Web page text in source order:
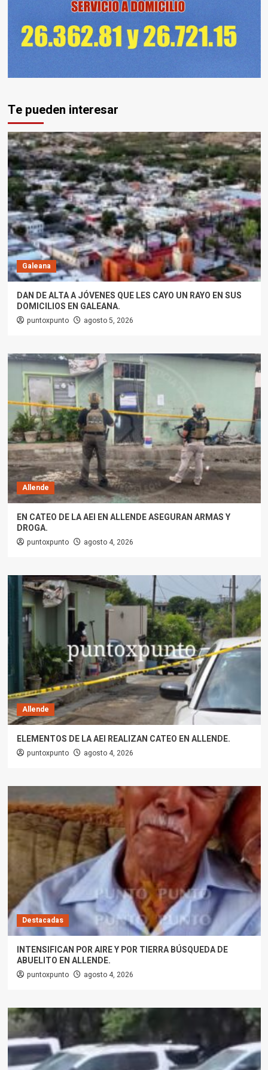
Te pueden interesar
Galeana
DAN DE ALTA A JÓVENES QUE LES CAYO UN RAYO EN SUS
DOMICILIOS EN GALEANA.
puntoxpunto agosto 5, 2026
Allende
EN CATEO DE LA AEI EN ALLENDE ASEGURAN ARMAS Y
DROGA.
puntoxpunto agosto 4, 2026
Allende
ELEMENTOS DE LA AEI REALIZAN CATEO EN ALLENDE.
puntoxpunto agosto 4, 2026
Destacadas
INTENSIFICAN POR AIRE Y POR TIERRA BÚSQUEDA DE
ABUELITO EN ALLENDE.
puntoxpunto agosto 4, 2026